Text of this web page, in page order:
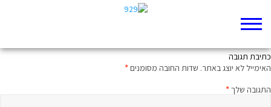
כתיבת תגובה
האימייל לא יוצג באתר. שדות החובה מסומנים*
התגובה שלך*